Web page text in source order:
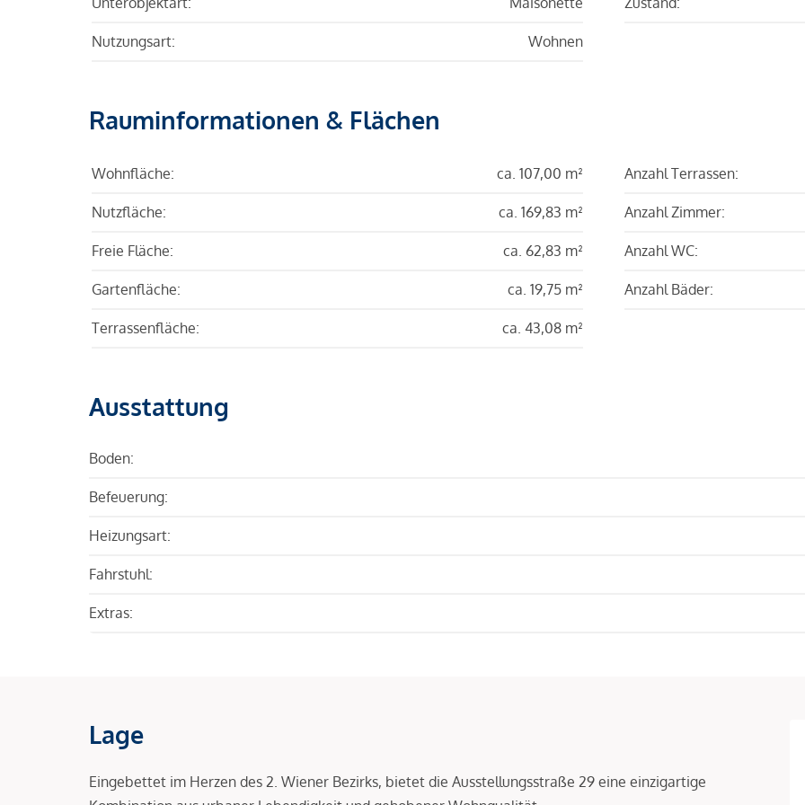
Nutzungsart: Wohnen
Rauminformationen & Flächen
Wohnfläche: ca. 107,00 m²
Nutzfläche: ca. 169,83 m²
Freie Fläche: ca. 62,83 m²
Gartenfläche: ca. 19,75 m²
Terrassenfläche: ca. 43,08 m²
Anzahl Terrassen:
Anzahl Zimmer:
Anzahl WC:
Anzahl Bäder:
Ausstattung
Boden:
Befeuerung:
Heizungsart:
Fahrstuhl:
Extras:
Lage
Eingebettet im Herzen des 2. Wiener Bezirks, bietet die Ausstellungsstraße 29 eine einzigartige